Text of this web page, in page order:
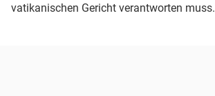
vatikanischen Gericht verantworten muss.